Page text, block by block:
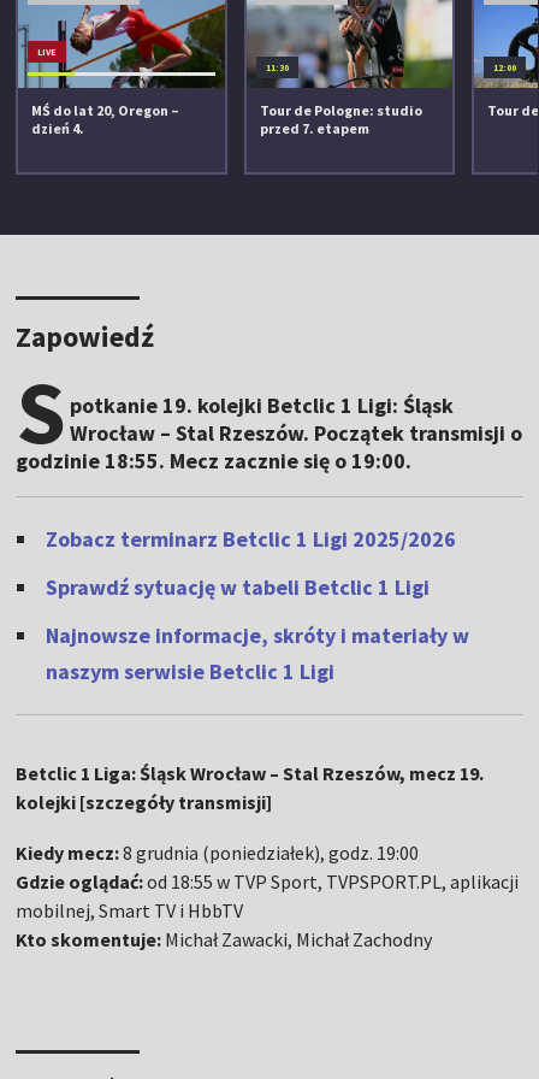
LIVE
MŚ do lat 20, Oregon –
dzień 4.
11:30
Tour de Pologne: studio
przed 7. etapem
12:00
Tour
Zapowiedź
S potkanie 19. kolejki Betclic 1 Ligi: Śląsk
Wrocław – Stal Rzeszów. Początek transmisji o
godzinie 18:55. Mecz zacznie się o 19:00.
Zobacz terminarz Betclic 1 Ligi 2025/2026
Sprawdź sytuację w tabeli Betclic 1 Ligi
Najnowsze informacje, skróty i materiały w
naszym serwisie Betclic 1 Ligi
Betclic 1 Liga: Śląsk Wrocław – Stal Rzeszów, mecz 19.
kolejki [szczegóły transmisji]
Kiedy mecz:8 grudnia (poniedziałek), godz. 19:00
Gdzie oglądać:od 18:55 w TVP Sport, TVPSPORT.PL, aplikacji
mobilnej, Smart TV i HbbTV
Kto skomentuje: Michał Zawacki, Michał Zachodny